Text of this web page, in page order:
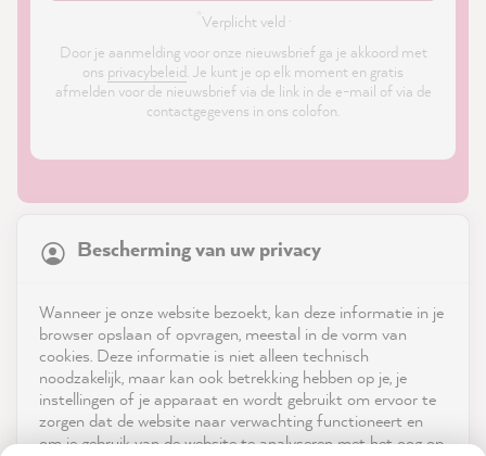
Verplicht veld ·
Door je aanmelding voor onze nieuwsbrief ga je akkoord met
ons privacybeleid. Je kunt je op elk moment en gratis
afmelden voor de nieuwsbrief via de link in de e-mail of via de
contactgegevens in ons colofon.
Service
Neem contact op met
Bescherming van uw privacy
Wanneer je onze website bezoekt, kan deze informatie in je
browser opslaan of opvragen, meestal in de vorm van
cookies. Deze informatie is niet alleen technisch
noodzakelijk, maar kan ook betrekking hebben op je, je
instellingen of je apparaat en wordt gebruikt om ervoor te
zorgen dat de website naar verwachting functioneert en
om je gebruik van de website te analyseren met het oog op
21,831Reviews
reviews-io